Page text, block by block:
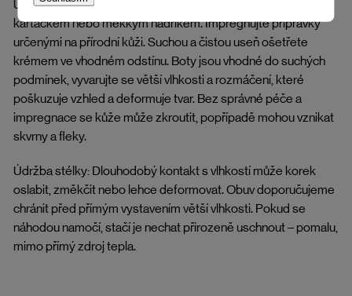
Údržba hladkých usní (pásky): Nečistoty odstraníte jemným
kartáčkem nebo měkkým hadříkem. Impregnujte přípravky
určenými na přírodní kůži. Suchou a čistou useň ošetřete
krémem ve vhodném odstínu. Boty jsou vhodné do suchých
podmínek, vyvarujte se větší vlhkosti a rozmáčení, které
poškuzuje vzhled a deformuje tvar. Bez správné péče a
impregnace se kůže může zkroutit, popřípadě mohou vznikat
skvrny a fleky.
Údržba stélky: Dlouhodobý kontakt s vlhkostí může korek
oslabit, změkčit nebo lehce deformovat. Obuv doporučujeme
chránit před přímým vystavením větší vlhkosti. Pokud se
náhodou namočí, stačí je nechat přirozeně uschnout – pomalu,
mimo přímý zdroj tepla.